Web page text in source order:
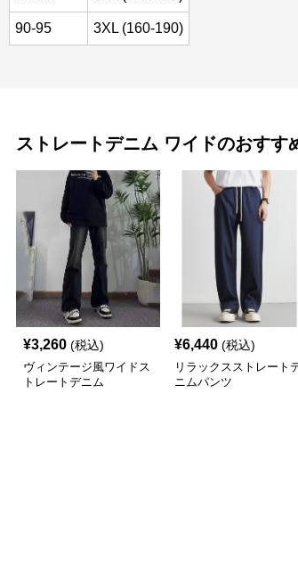
90-95 3XL (160-190)
ストレートデニム ワイドのおすす
¥3,260 (税込)
ヴィンテージ風ワイドス
トレートデニム
¥6,440 (税込)
リラックスストレート
ニムパンツ